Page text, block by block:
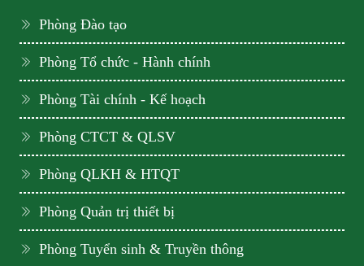
Phòng Đào tạo
Phòng Tổ chức - Hành chính
Phòng Tài chính - Kế hoạch
Phòng CTCT & QLSV
Phòng QLKH & HTQT
Phòng Quản trị thiết bị
Phòng Tuyển sinh & Truyền thông